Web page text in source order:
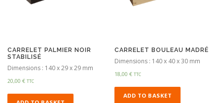
CARRELET PALMIER NOIR
STABILISÉ
Dimensions : 140 x 29 x 29 mm
20,00 € TTC
CARRELET BOULEAU MADRÉ
Dimensions : 140 x 40 x 30 mm
18,00€ TTC
ADD TO BASKET